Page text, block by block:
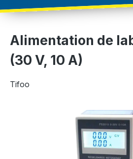
Alimentation de
(30 V, 10 A)
Tifoo
Ignorer la galerie d'images